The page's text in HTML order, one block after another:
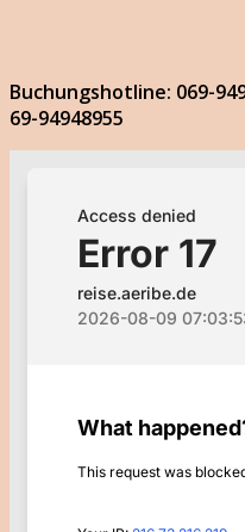
Buchungshotline: 069-
69-94948955